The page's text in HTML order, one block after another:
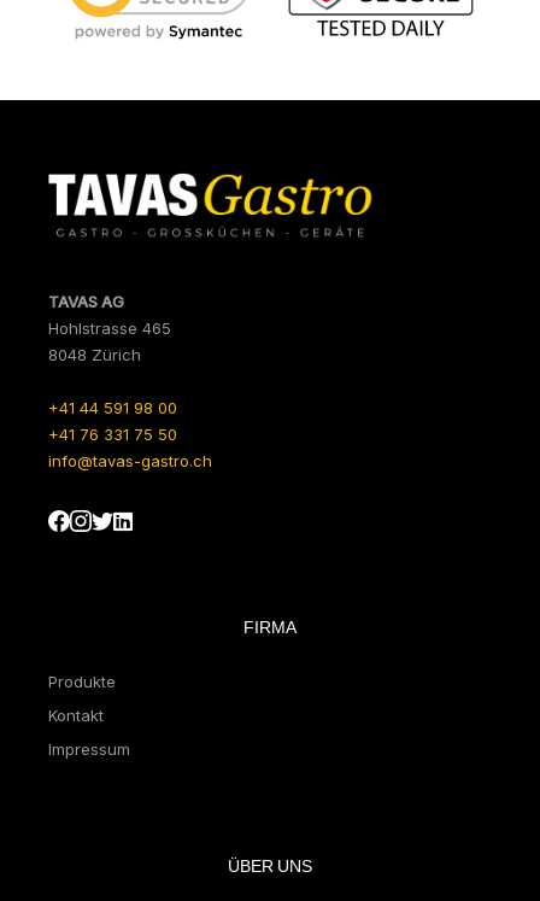
TAVAS AG
Hohlstrasse 465
8048 Zürich
+41 44 591 98 00
+41 76 331 75 50
info@tavas-gastro.ch
FIRMA
Produkte
Kontakt
Impressum
ÜBER UNS